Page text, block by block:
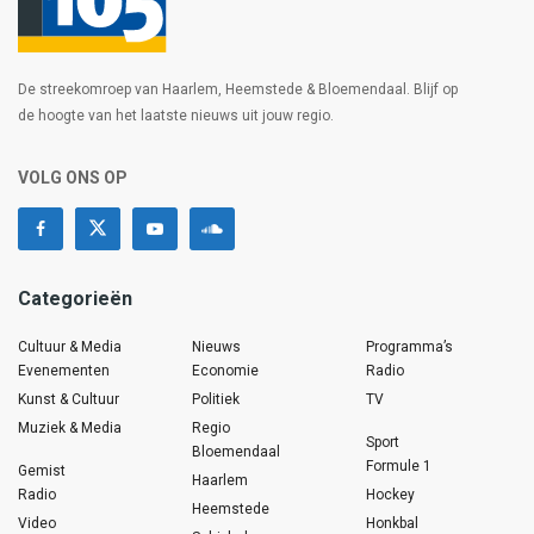
De streekomroep van Haarlem, Heemstede & Bloemendaal. Blijf op
de hoogte van het laatste nieuws uit jouw regio.
VOLG ONS OP
Categorieën
Cultuur & Media
Evenementen
Kunst & Cultuur
Muziek & Media
Gemist
Radio
Video
Nieuws
Economie
Politiek
Regio
Bloemendaal
Haarlem
Heemstede
Programma’s
Radio
TV
Sport
Formule 1
Hockey
Honkbal